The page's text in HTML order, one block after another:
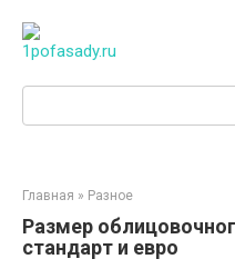
контенту
Главная » Разное
Размер
стандарт и евро